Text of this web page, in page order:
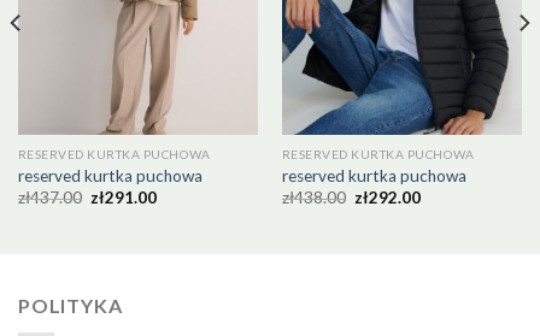
RESERVED KURTKA PUCHOWA
reserved kurtka puchowa
zł437.00 zł291.00
RESERVED KURTKA PUCHOWA
reserved kurtka puchowa
zł438.00 zł292.00
POLITYKA